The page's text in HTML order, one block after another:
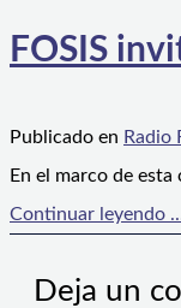
FOSIS
Publicado en Radio
En el marco de
Continuar leyendo
Deja un